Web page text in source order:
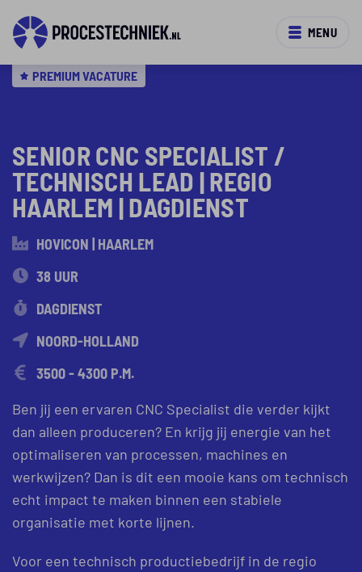
MENU
SENIOR CNC SPECIALIST /
TECHNISCH LEAD | REGIO
HAARLEM | DAGDIENST
PREMIUM VACATURE
HOVICON | HAARLEM
38 UUR
DAGDIENST
NOORD-HOLLAND
3500 - 4300 P.M.
Ben jij een ervaren CNC Specialist die verder kijkt
dan alleen produceren? En krijg jij energie van het
optimaliseren van processen, machines en
werkwijzen? Dan is dit een mooie kans om technisch
echt impact te maken binnen een stabiele
organisatie met korte lijnen.
Voor een technisch productiebedrijf in de regio